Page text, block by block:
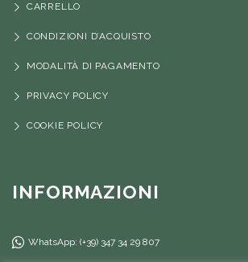
CARRELLO
CONDIZIONI D’ACQUISTO
MODALITÀ DI PAGAMENTO
PRIVACY POLICY
COOKIE POLICY
INFORMAZIONI
WhatsApp: (+39) 347 34 29 807